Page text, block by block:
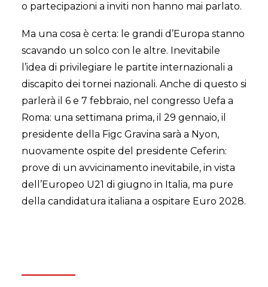
o partecipazioni a inviti non hanno mai parlato.
Ma una cosa è certa: le grandi d’Europa stanno
scavando un solco con le altre. Inevitabile
l’idea di privilegiare le partite internazionali a
discapito dei tornei nazionali. Anche di questo si
parlerà il 6 e 7 febbraio, nel congresso Uefa a
Roma: una settimana prima, il 29 gennaio, il
presidente della Figc Gravina sarà a Nyon,
nuovamente ospite del presidente Ceferin:
prove di un avvicinamento inevitabile, in vista
dell’Europeo U21 di giugno in Italia, ma pure
della candidatura italiana a ospitare Euro 2028.